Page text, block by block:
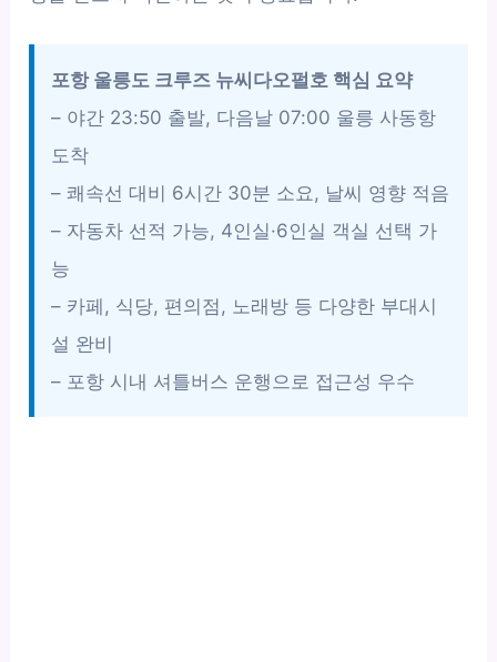
포항 울릉도 크루즈 뉴씨다오펄호 핵심 요약
– 야간 23:50 출발, 다음날 07:00 울릉 사동항
도착
– 쾌속선 대비 6시간 30분 소요, 날씨 영향 적음
– 자동차 선적 가능, 4인실·6인실 객실 선택 가
능
– 카페, 식당, 편의점, 노래방 등 다양한 부대시
설 완비
– 포항 시내 셔틀버스 운행으로 접근성 우수